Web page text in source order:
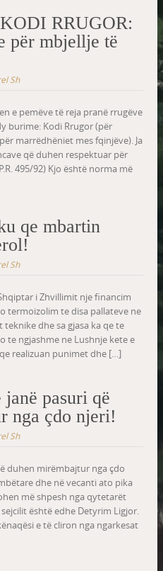
RRUGOR:
për mbjellje të
Sh
e pemëve të reja pranë rrugëve
burime: Kodi Rrugor (për
marrëdhëniet mes fqinjëve). Ja
që duhen respektuar për
495/92) Kjo është norma më
qe mbartin
Sh
i Zhvillimit nje financim
termoizolim te disa pallateve ne
dhe sa gjasa ka qe te
te ngjashme ne Lushnje kete e
realizuan punimet dhe […]
pasuri që
nga çdo njeri!
Sh
duhen mirëmbajtur nga çdo
dhe në vecanti ato pika
më shpesh nga qytetarët
është edhe Detyrim Ligjor.
e të cliron nga ngarkesat